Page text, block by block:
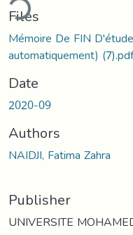
Files
Mémoire De FIN
automatiquement)
Date
2020-09
Authors
NAIDJI, Fatima Zahra
Publisher
UNIVERSITE